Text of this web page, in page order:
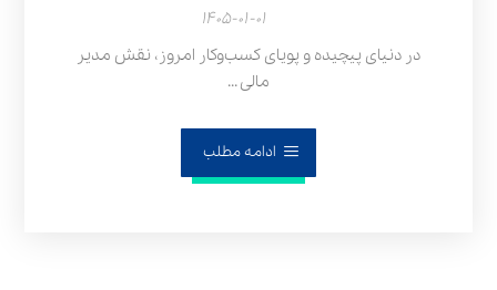
۱۴۰۵-۰۱-۰۱
در دنیای پیچیده و پویای کسب‌وکار امروز، نقش مدیر
مالی ...
ادامه مطلب